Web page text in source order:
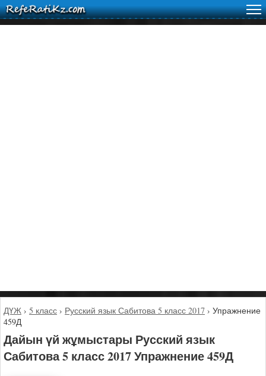
ДҮЖ › 5 класс › Русский язык Сабитова 5 класс 2017 › Упражнение
459Д
Дайын үй жұмыстары Русский язык
Сабитова 5 класс 2017 Упражнение 459Д